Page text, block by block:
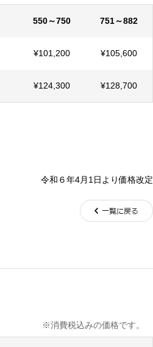
550～750 751～882
¥101,200 ¥105,600
¥124,300 ¥128,700
令和６年4月1日より価格改定
価格です。